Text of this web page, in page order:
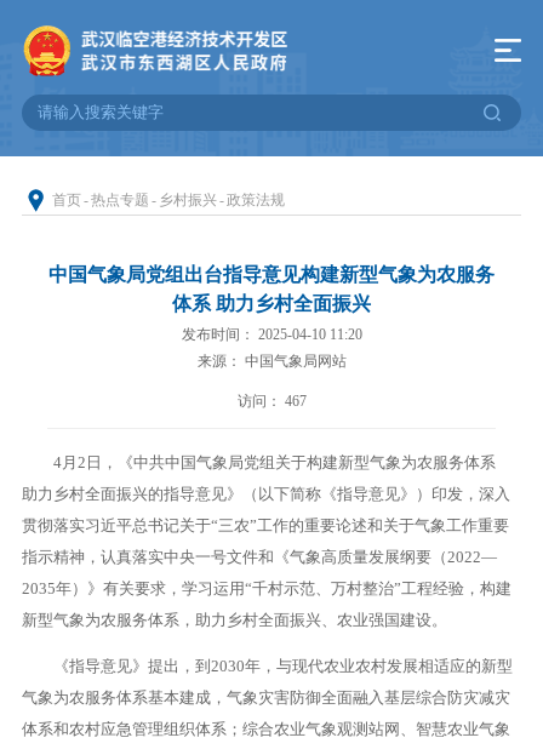
首页-热点专题 - 乡村振兴-政策法规
中国气象局党组出台指导意见构建新型气象为农服务
体系 助力乡村全面振兴
发布时间： 2025-04-10 11:20
来源： 中国气象局网站
访问： 467
4月2日，《中共中国气象局党组关于构建新型气象为农服务体系
助力乡村全面振兴的指导意见》（以下简称《指导意见》）印发，深入
贯彻落实习近平总书记关于“三农”工作的重要论述和关于气象工作重要
指示精神，认真落实中央一号文件和《气象高质量发展纲要（2022—
2035年）》有关要求，学习运用“千村示范、万村整治”工程经验，构建
新型气象为农服务体系，助力乡村全面振兴、农业强国建设。
《指导意见》提出，到2030年，与现代农业农村发展相适应的新型
气象为农服务体系基本建成，气象灾害防御全面融入基层综合防灾减灾
体系和农村应急管理组织体系；综合农业气象观测站网、智慧农业气象